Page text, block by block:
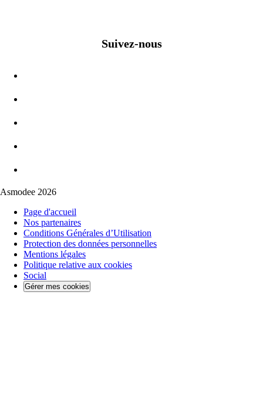
Suivez-nous
Asmodee 2026
Page d'accueil
Nos partenaires
Conditions Générales d’Utilisation
Protection des données personnelles
Mentions légales
Politique relative aux cookies
Social
Gérer mes cookies